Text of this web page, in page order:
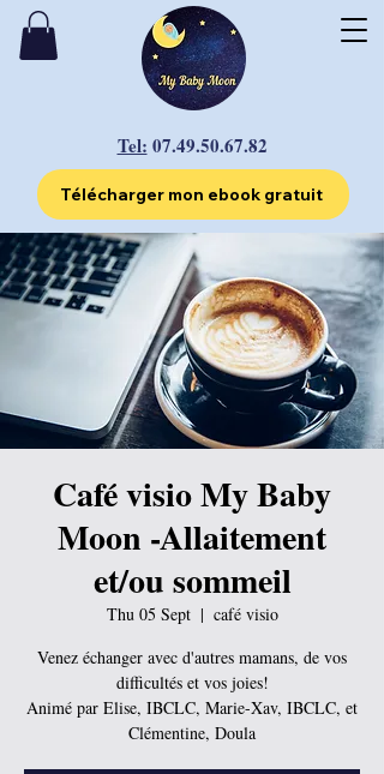
Tel: 07.49.50.67.82
Télécharger mon ebook gratuit
Café visio My Baby
Moon -Allaitement
et/ou sommeil
Thu 05 Sept
  |
café visio
Venez échanger avec d'autres mamans, de vos
difficultés et vos joies!
Animé par Elise, IBCLC, Marie-Xav, IBCLC, et
Clémentine, Doula